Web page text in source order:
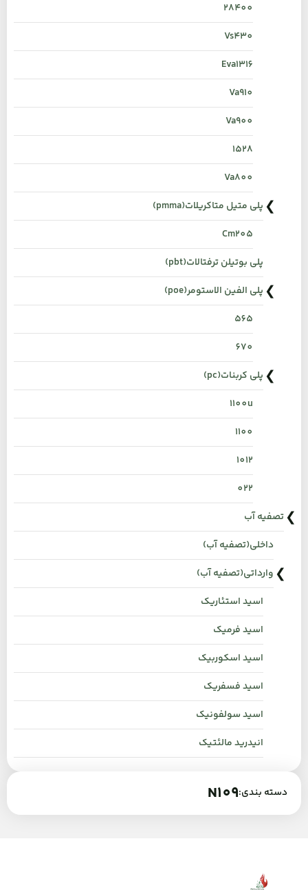
28400
Vs430
Eva1316
Va910
Va900
1528
Va800
پلی متیل متاکریلات(pmma)
Cm205
پلی بوتیلن ترفتالات(pbt)
پلی الفین الاستومر(poe)
565
670
پلی کربنات(pc)
1100u
1100
1012
022
تصفیه آب
داخلی(تصفیه آب)
وارداتی(تصفیه آب)
اسید استئاریک
اسید فرمیک
اسید اسکوربیک
اسید فسفریک
اسید سولفونیک
انیدرید مالئتیک
دسته بندی:N109